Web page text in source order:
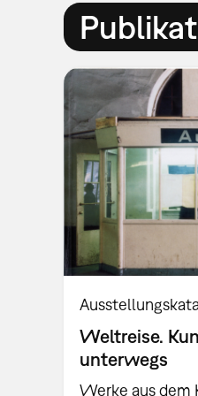
Weltreise.
unterwegs
Werke aus dem